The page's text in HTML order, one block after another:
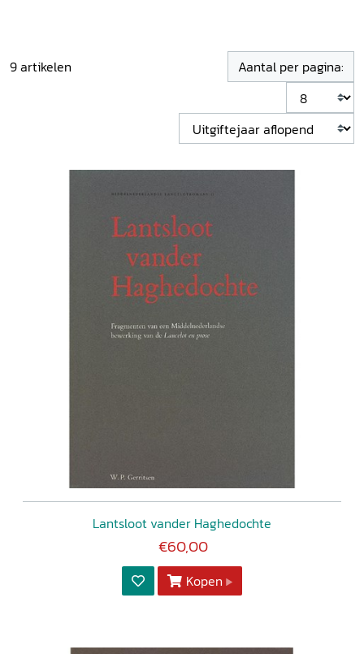
9artikelen Aantal per pagina:
Lantsloot vander Haghedochte
€60,00
Kopen